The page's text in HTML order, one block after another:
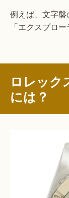
例えば、文字
「エクスプロ
ロレック
には？